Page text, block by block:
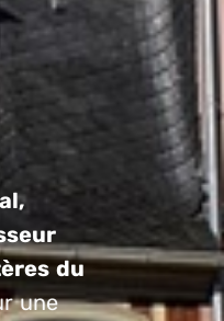
du
une